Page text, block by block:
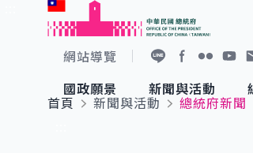
跳到主要內容
網站導覽
國政願景 新聞與活動
首頁
新聞與活動
總統府新聞